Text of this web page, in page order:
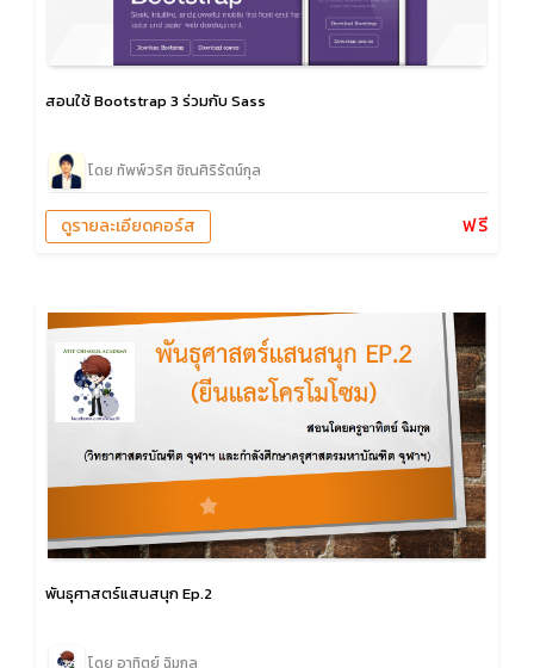
สอนใช้ Bootstrap 3 ร่วมกับ Sass
โดย ทัพพ์วริศ ชิณศิริรัตน์กุล
ฟรี
ดูรายละเอียดคอร์ส
พันธุศาสตร์แสนสนุก Ep.2
โดย อาทิตย์ ฉิมกุล